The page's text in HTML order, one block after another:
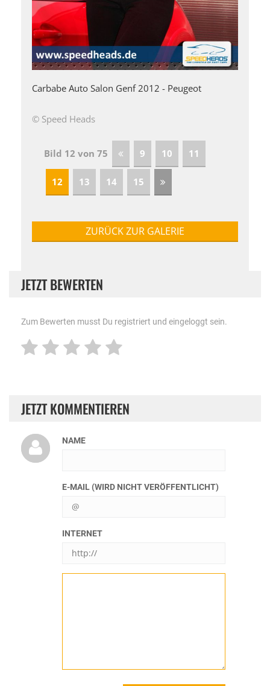
Carbabe Auto Salon Genf 2012 - Peugeot
© Speed Heads
Bild 12 von 75 9 10 11
12 13 14 15
ZURÜCK ZUR GALERIE
JETZT BEWERTEN
Zum Bewerten musst Du registriert und eingeloggt sein.
JETZT KOMMENTIEREN
NAME
E-MAIL (WIRD NICHT VERÖFFENTLICHT)
INTERNET